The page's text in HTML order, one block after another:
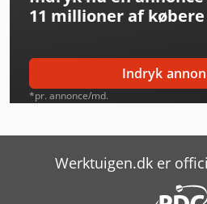
Haas St-30
Haas St-30Y
Haas Tm-1
11 millioner af købere
Indryk
*pr. annonce/md.
Werktuigen.dk er